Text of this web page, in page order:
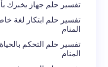
لاستخدامه في المرة
تفسير حلم جهاز يخبرك
تفسير حلم ابتكار لغة
المنام
تفسير حلم التحكم
المنام